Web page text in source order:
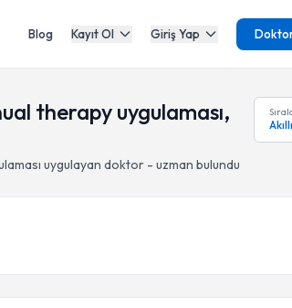
Blog Kayıt Ol Giriş Yap
therapy uygulaması,
uygulayan doktor - uzman bulundu